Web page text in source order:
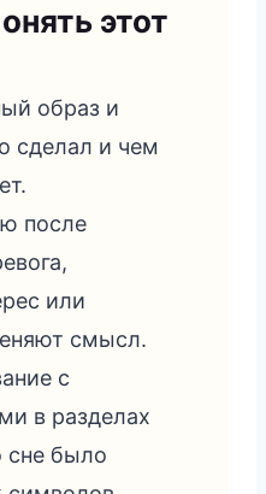
этот
образ и
сделал и чем
после
или
смысл.
с
в разделах
сне было